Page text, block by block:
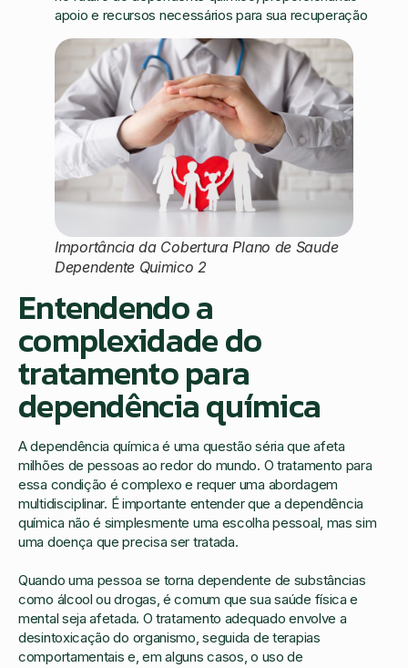
apoio e recursos necessários para sua recuperação
Importância da Cobertura Plano de Saude
Dependente Quimico 2
Entendendo a
complexidade do
tratamento para
dependência química
A dependência química é uma questão séria que afeta
milhões de pessoas ao redor do mundo. O tratamento para
essa condição é complexo e requer uma abordagem
multidisciplinar. É importante entender que a dependência
química não é simplesmente uma escolha pessoal, mas sim
uma doença que precisa ser tratada.
Quando uma pessoa se torna dependente de substâncias
como álcool ou drogas, é comum que sua saúde física e
mental seja afetada. O tratamento adequado envolve a
desintoxicação do organismo, seguida de terapias
comportamentais e, em alguns casos, o uso de